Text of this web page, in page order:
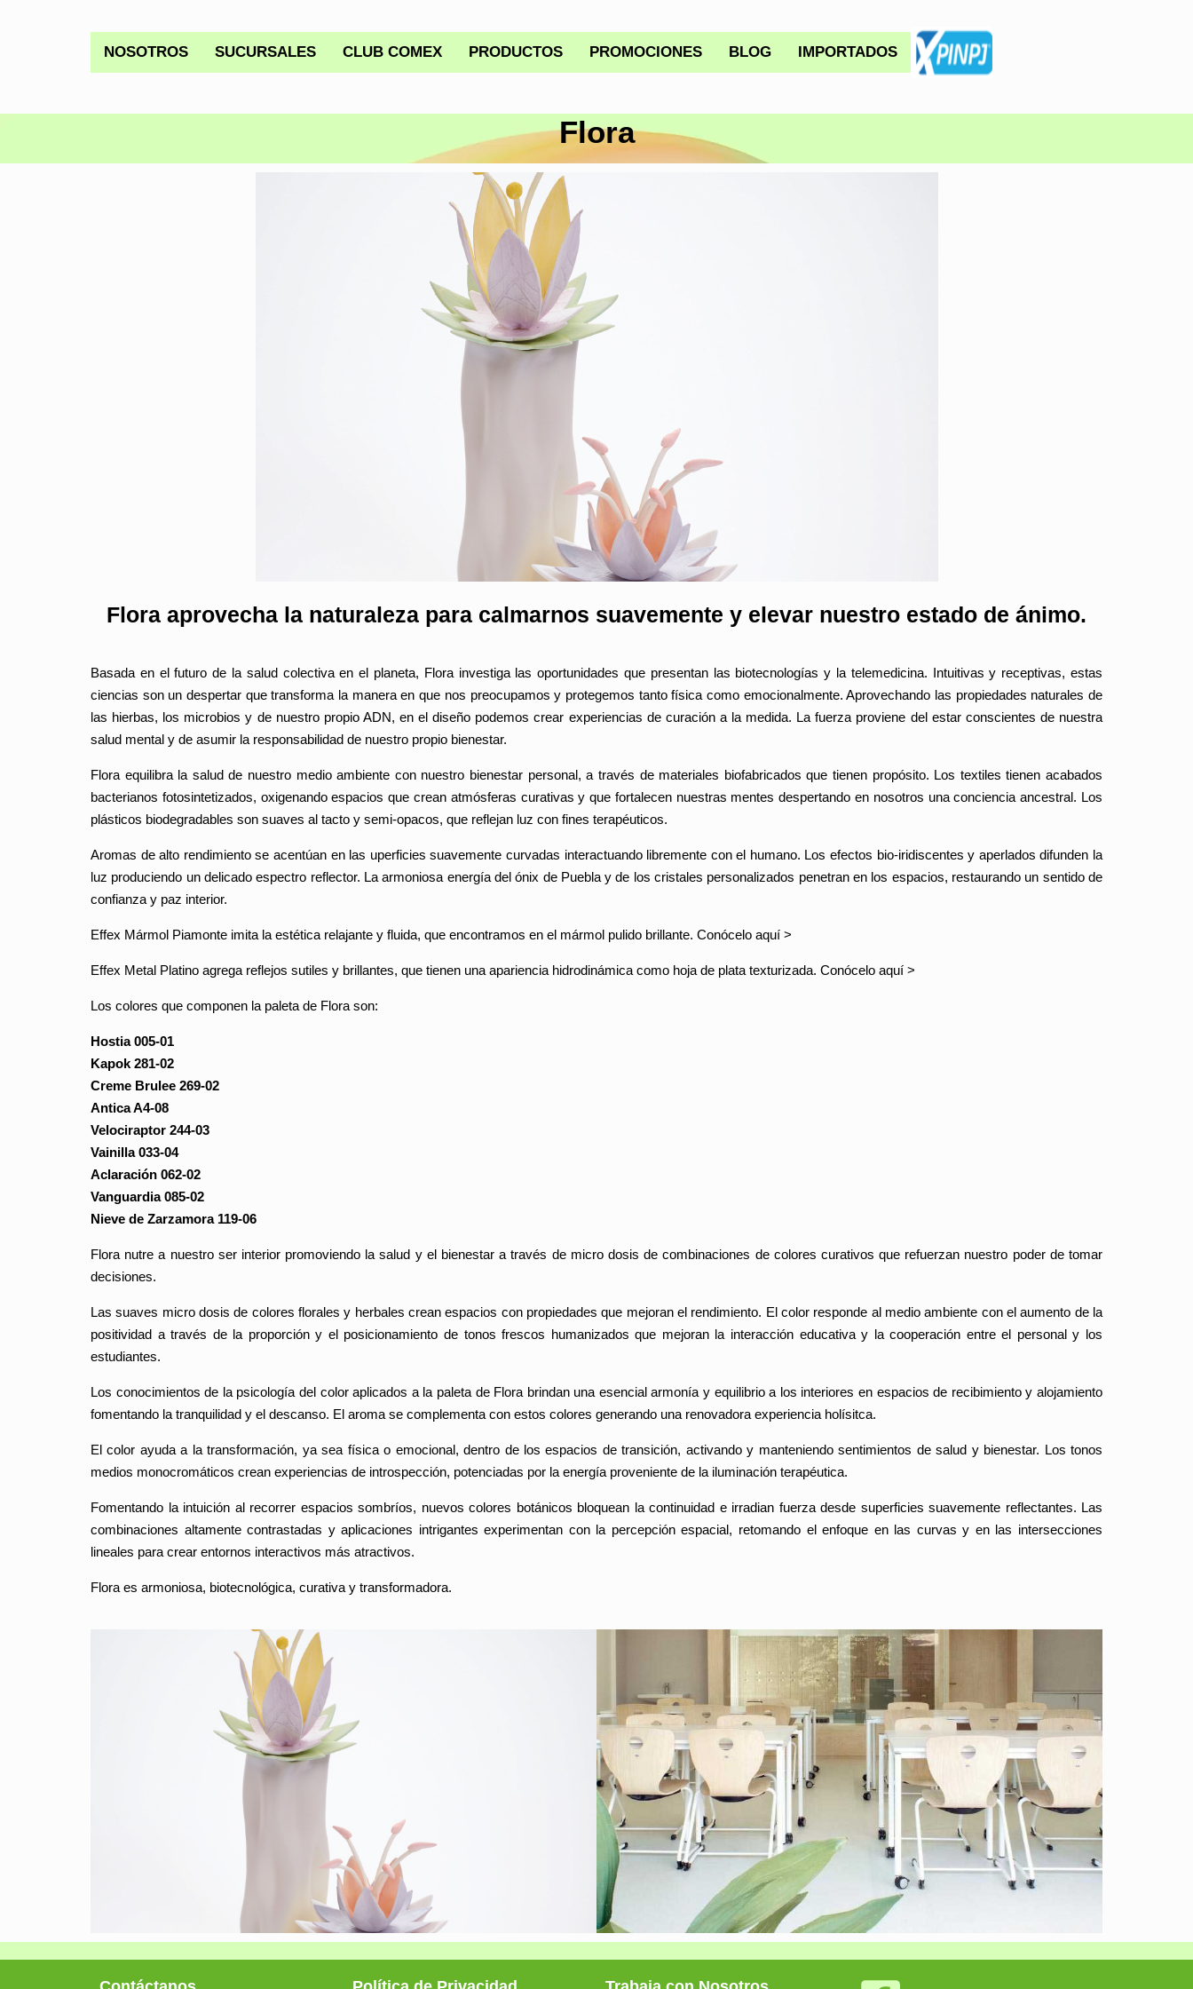
NOSOTROS SUCURSALES CLUB COMEX PRODUCTOS PROMOCIONES BLOG IMPORTADOS
Flora
Flora aprovecha la naturaleza para calmarnos suavemente y elevar nuestro estado de ánimo.
Basada en el futuro de la salud colectiva en el planeta, Flora investiga las oportunidades que presentan las biotecnologías y la telemedicina. Intuitivas y receptivas, estas
ciencias son un despertar que transforma la manera en que nos preocupamos y protegemos tanto física como emocionalmente. Aprovechando las propiedades naturales de
las hierbas, los microbios y de nuestro propio ADN, en el diseño podemos crear experiencias de curación a la medida. La fuerza proviene del estar conscientes de nuestra
salud mental y de asumir la responsabilidad de nuestro propio bienestar.
Flora equilibra la salud de nuestro medio ambiente con nuestro bienestar personal, a través de materiales biofabricados que tienen propósito. Los textiles tienen acabados
bacterianos fotosintetizados, oxigenando espacios que crean atmósferas curativas y que fortalecen nuestras mentes despertando en nosotros una conciencia ancestral. Los
plásticos biodegradables son suaves al tacto y semi-opacos, que reflejan luz con fines terapéuticos.
Aromas de alto rendimiento se acentúan en las uperficies suavemente curvadas interactuando libremente con el humano. Los efectos bio-iridiscentes y aperlados difunden la
luz produciendo un delicado espectro reflector. La armoniosa energía del ónix de Puebla y de los cristales personalizados penetran en los espacios, restaurando un sentido de
confianza y paz interior.
Effex Mármol Piamonte imita la estética relajante y fluida, que encontramos en el mármol pulido brillante. Conócelo aquí >
Effex Metal Platino agrega reflejos sutiles y brillantes, que tienen una apariencia hidrodinámica como hoja de plata texturizada. Conócelo aquí >
Los colores que componen la paleta de Flora son:
Hostia 005-01
Kapok 281-02
Creme Brulee 269-02
Antica A4-08
Velociraptor 244-03
Vainilla 033-04
Aclaración 062-02
Vanguardia 085-02
Nieve de Zarzamora 119-06
Flora nutre a nuestro ser interior promoviendo la salud y el bienestar a través de micro dosis de combinaciones de colores curativos que refuerzan nuestro poder de tomar
decisiones.
Las suaves micro dosis de colores florales y herbales crean espacios con propiedades que mejoran el rendimiento. El color responde al medio ambiente con el aumento de la
positividad a través de la proporción y el posicionamiento de tonos frescos humanizados que mejoran la interacción educativa y la cooperación entre el personal y los
estudiantes.
Los conocimientos de la psicología del color aplicados a la paleta de Flora brindan una esencial armonía y equilibrio a los interiores en espacios de recibimiento y alojamiento
fomentando la tranquilidad y el descanso. El aroma se complementa con estos colores generando una renovadora experiencia holísitca.
El color ayuda a la transformación, ya sea física o emocional, dentro de los espacios de transición, activando y manteniendo sentimientos de salud y bienestar. Los tonos
medios monocromáticos crean experiencias de introspección, potenciadas por la energía proveniente de la iluminación terapéutica.
Fomentando la intuición al recorrer espacios sombríos, nuevos colores botánicos bloquean la continuidad e irradian fuerza desde superficies suavemente reflectantes. Las
combinaciones altamente contrastadas y aplicaciones intrigantes experimentan con la percepción espacial, retomando el enfoque en las curvas y en las intersecciones
lineales para crear entornos interactivos más atractivos.
Flora es armoniosa, biotecnológica, curativa y transformadora.